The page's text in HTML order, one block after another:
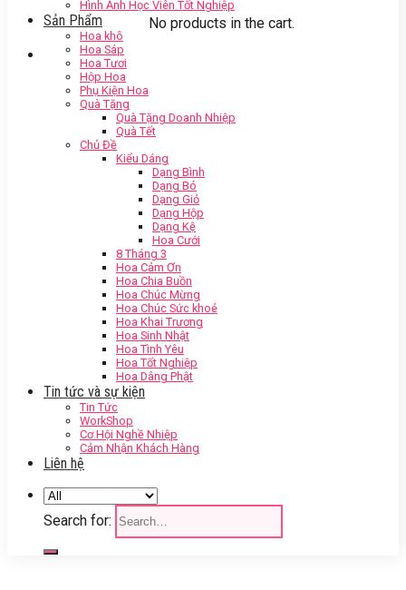
No products in the cart.
Hình Ảnh Học Viên Tốt Nghiệp
Sản Phẩm
Hoa khô
Hoa Sáp
Hoa Tươi
Hộp Hoa
Phụ Kiện Hoa
Quà Tặng
Quà Tặng Doanh Nhiệp
Quà Tết
Chủ Đề
Kiểu Dáng
Dạng Bình
Dạng Bó
Dạng Giỏ
Dạng Hộp
Dạng Kệ
Hoa Cưới
8 Tháng 3
Hoa Cảm Ơn
Hoa Chia Buồn
Hoa Chúc Mừng
Hoa Chúc Sức khoẻ
Hoa Khai Trương
Hoa Sinh Nhật
Hoa Tình Yêu
Hoa Tốt Nghiệp
Hoa Dâng Phật
Tin tức và sự kiện
Tin Tức
WorkShop
Cơ Hội Nghề Nhiệp
Cảm Nhận Khách Hàng
Liên hệ
Search for: